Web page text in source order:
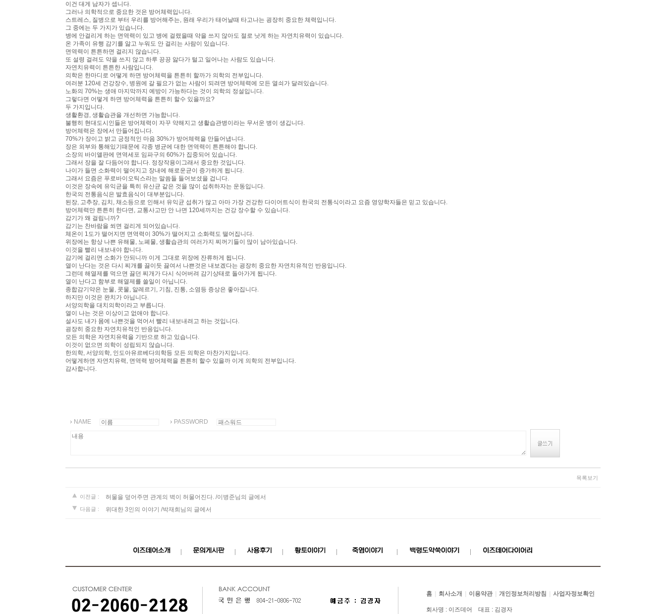
이건 대게 남자가 셉니다.
그러나 의학적으로 중요한 것은 방어체력입니다.
스트레스, 질병으로 부터 우리를 방어해주는, 원래 우리가 태어날때 타고나는 굉장히 중요한 체력입니다.
그 중에는 두 가지가 있습니다.
병에 안걸리게 하는 면역력이 있고 병에 걸렸을때 약을 쓰지 않아도 절로 낫게 하는 자연치유력이 있습니다.
온 가족이 유행 감기를 앓고 누워도 안 걸리는 사람이 있습니다.
면역력이 튼튼하면 걸리지 않습니다.
또 설령 걸려도 약을 쓰지 않고 하루 끙끙 앓다가 털고 일어나는 사람도 있습니다.
자연치유력이 튼튼한 사람입니다.
의학은 한마디로 어떻게 하면 방어체력을 튼튼히 할까가 의학의 전부입니다.
여러분 120세 건강장수, 병원에 갈 필요가 없는 사람이 되려면 방어체력에 모든 열쇠가 달려있습니다.
노화의 70%는 생애 마지막까지 예방이 가능하다는 것이 의학의 정설입니다.
그렇다면 어떻게 하면 방어체력을 튼튼히 할수 있을까요?
두 가지입니다.
생활환경, 생활습관을 개선하면 가능합니다.
불행히 현대도시인들은 방어체력이 자꾸 약해지고 생활습관병이라는 무서운 병이 생깁니다.
방어체력은 장에서 만들어집니다.
70%가 장이고 밝고 긍정적인 마음 30%가 방어체력을 만들어냅니다.
장은 외부와 통해있기때문에 각종 병균에 대한 면역력이 튼튼해야 합니다.
소장의 바이앨판에 면역세포 임파구의 60%가 집중되어 있습니다.
그래서 장을 잘 다듬어야 합니다. 정장작용이그래서 중요한 것입니다.
나이가 들면 소화력이 떨어지고 장내에 해로운균이 증가하게 됩니다.
그래서 요즘은 푸로바이오틱스라는 말씀들 들어보셨을 겁니다.
이것은 장속에 유익균을 특히 유산균 같은 것을 많이 섭취하자는 운동입니다.
한국의 전통음식은 발효음식이 대부분입니다.
된장, 고추장, 김치, 채소등으로 인해서 유익균 섭취가 많고 아마 가장 건강한 다이어트식이 한국의 전통식이라고 요즘 영양학자들은 믿고 있습니다.
방어체력만 튼튼히 한다면, 교통사고만 안 나면 120세까지는 건강 장수할 수 있습니다.
감기가 왜 걸립니까?
감기는 찬바람을 쐬면 걸리게 되어있습니다.
체온이 1도가 떨어지면 면역력이 30%가 떨어지고 소화력도 떨어집니다.
위장에는 항상 나쁜 유해물, 노폐물, 생활습관의 여러가지 찌꺼기들이 많이 남아있습니다.
이것을 빨리 내보내야 합니다.
감기에 걸리면 소화가 안되니까 이게 그대로 위장에 잔류하게 됩니다.
열이 난다는 것은 다시 찌개를 끓이듯 끓여서 나쁜것은 내보겠다는 굉장히 중요한 자연치유적인 반응입니다.
그런데 해열제를 먹으면 끓던 찌개가 다시 식어버려 감기상태로 돌아가게 됩니다.
열이 난다고 함부로 해열제를 쓸일이 아닙니다.
종합감기약은 눈물, 콧물, 알레르기, 기침, 진통, 소염등 증상은 좋아집니다.
하지만 이것은 완치가 아닙니다.
서양의학을 대치의학이라고 부릅니다.
열이 나는 것은 이상이고 없애야 합니다.
설사도 내가 몸에 나쁜것을 먹어서 빨리 내보내려고 하는 것입니다.
굉장히 중요한 자연치유적인 반응입니다.
모든 의학은 자연치유력을 기반으로 하고 있습니다.
이것이 없으면 의학이 성립되지 않습니다.
한의학, 서양의학, 인도아유르베다의학등 모든 의학은 마찬가지입니다.
어떻게하면 자연치유력, 면역력 방어체력을 튼튼히 할수 있을까 이게 의학의 전부입니다.
감사합니다.
NAME PASSWORD
목록보기
이전글 : 허물을 덮어주면 관계의 벽이 허물어진다. /이병준님의 글에서
다음글 : 위대한 3인의 이야기 /박재희님의 글에서
홈 | 회사소개 | 이용약관 | 개인정보처리방침 | 사업자정보확인
회사명 : 이즈데어 대표 : 김경자